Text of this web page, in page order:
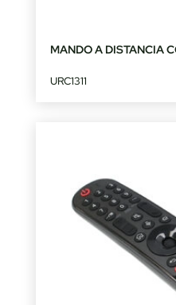
MANDO A DISTANCIA
URC1311